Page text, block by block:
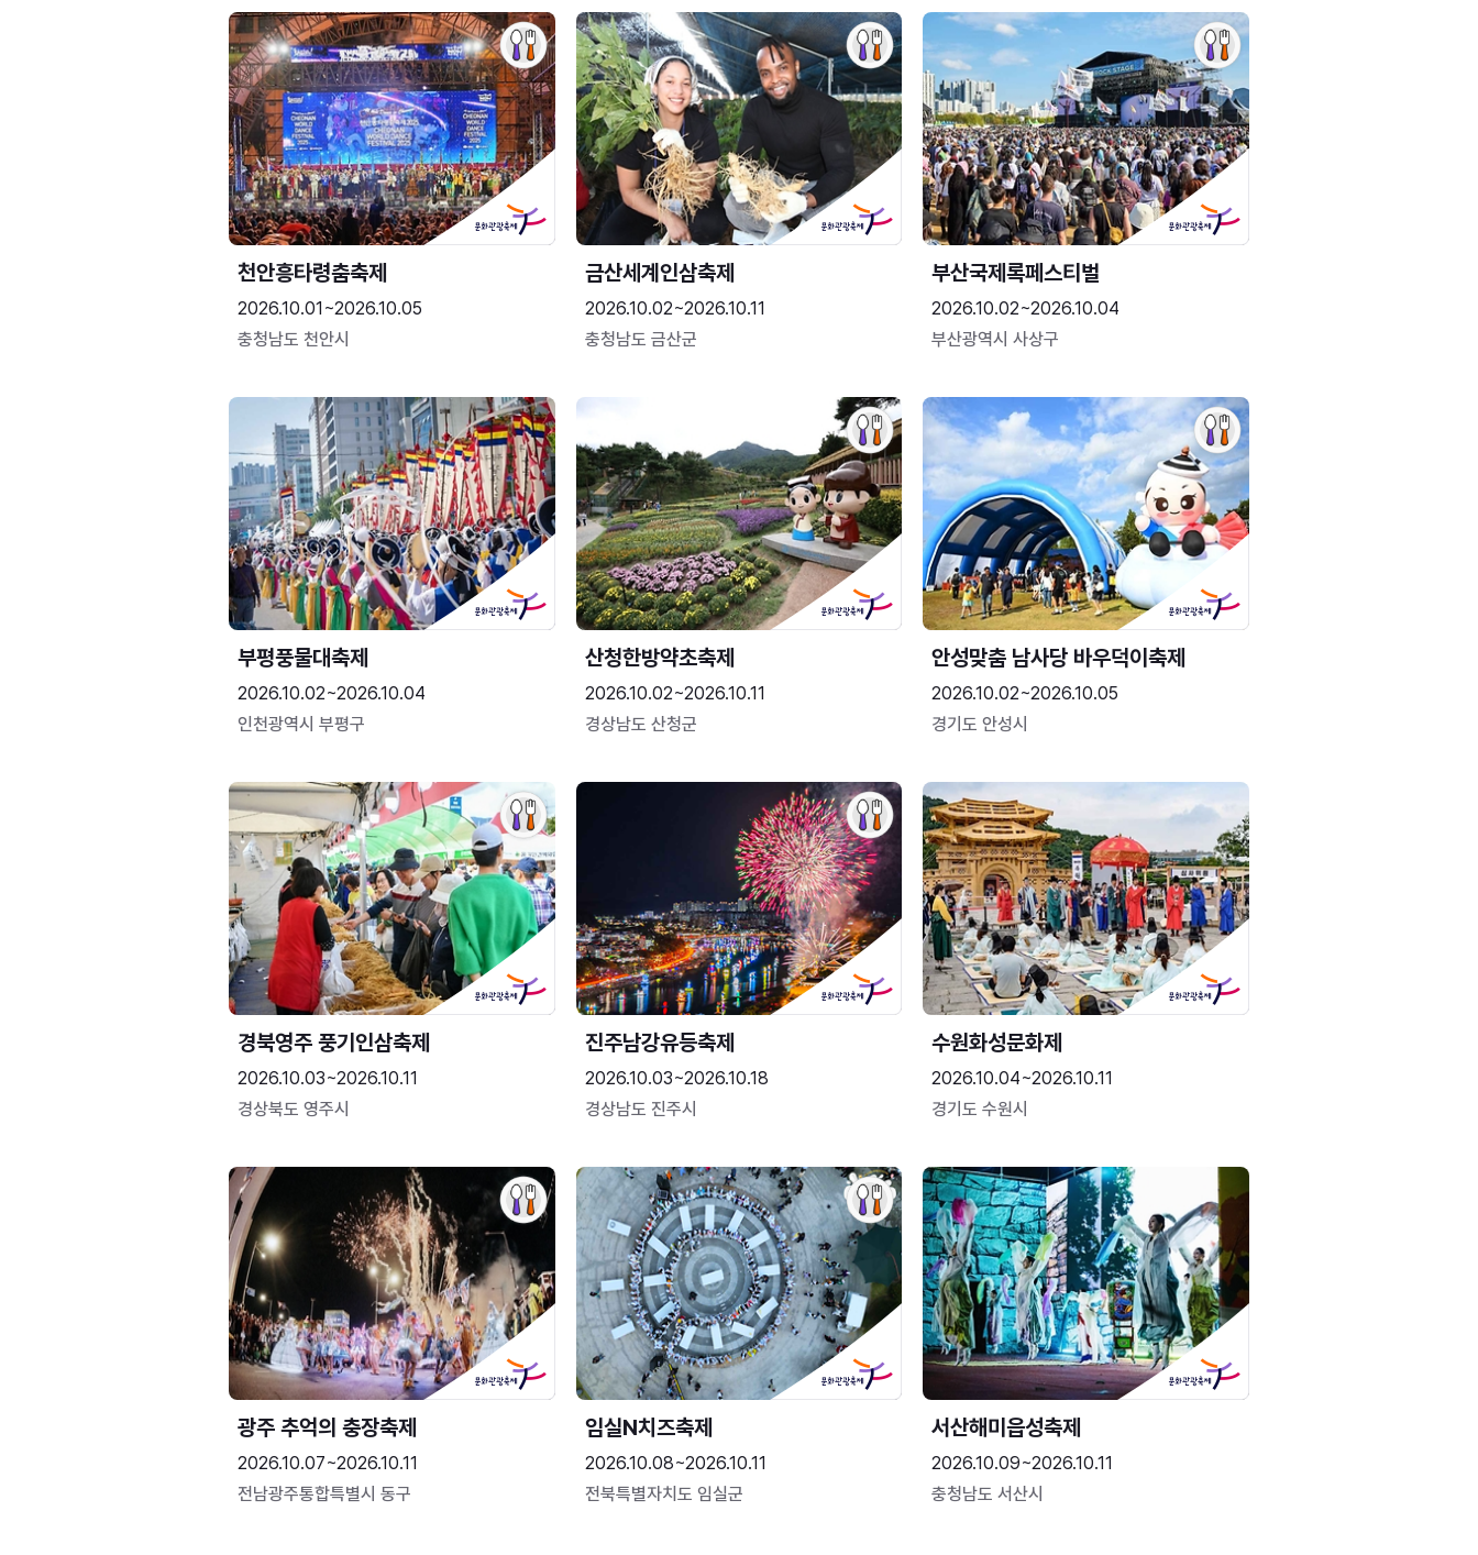
천안흥타령춤축제
2026.10.01~2026.10.05
충청남도 천안시
금산세계인삼축제
2026.10.02~2026.10.11
충청남도 금산군
부산국제록페스티벌
2026.10.02~2026.10.04
부산광역시 사상구
부평풍물대축제
2026.10.02~2026.10.04
인천광역시 부평구
산청한방약초축제
2026.10.02~2026.10.11
경상남도 산청군
안성맞춤 남사당 바우덕이축제
2026.10.02~2026.10.05
경기도 안성시
경북영주 풍기인삼축제
2026.10.03~2026.10.11
경상북도 영주시
진주남강유등축제
2026.10.03~2026.10.18
경상남도 진주시
수원화성문화제
2026.10.04~2026.10.11
경기도 수원시
광주 추억의 충장축제
2026.10.07~2026.10.11
전남광주통합특별시 동구
임실N치즈축제
2026.10.08~2026.10.11
전북특별자치도 임실군
서산해미읍성축제
2026.10.09~2026.10.11
충청남도 서산시